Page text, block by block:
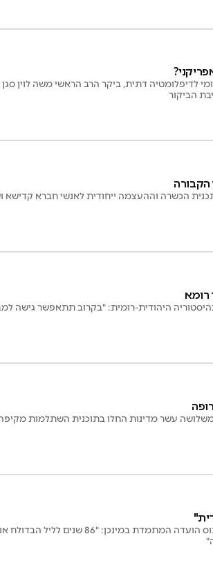
לדיפלומטיה דתית, ביקר הרב הראשי משה לוין סגן
הביקור
היהודית-רומית: "בקרוב תתאפשר גישה
עשר מדינות החלו בתוכנית השתלמות
נשיא 'ועידת רבני אירופה' הגר"פ גולדשמידט